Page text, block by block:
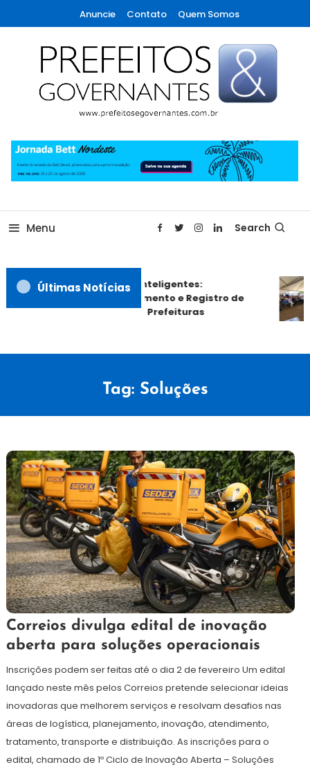
To
Content
Anuncie Contato Quem Somos
Prefeitos & Governantes
Menu Search
Últimas NotíciasCompras Inteligentes:
Credenciamento e Registro de
Preços nas Prefeituras
Tag: Soluções
9
de
janeiro
de
Redação
Correios divulga edital de inovação
aberta para soluções operacionais
Inscrições podem ser feitas até o dia 2 de fevereiro Um edital
lançado neste mês pelos Correios pretende selecionar ideias
inovadoras que melhorem serviços e resolvam desafios nas
áreas de logística, planejamento, inovação, atendimento,
tratamento, transporte e distribuição. As inscrições para o
edital, chamado de 1º Ciclo de Inovação Aberta – Soluções